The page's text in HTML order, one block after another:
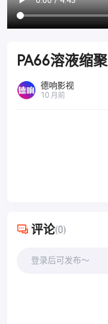
PA66溶液缩聚
德响影视
10 月前
评论(0)
登录后可发布～